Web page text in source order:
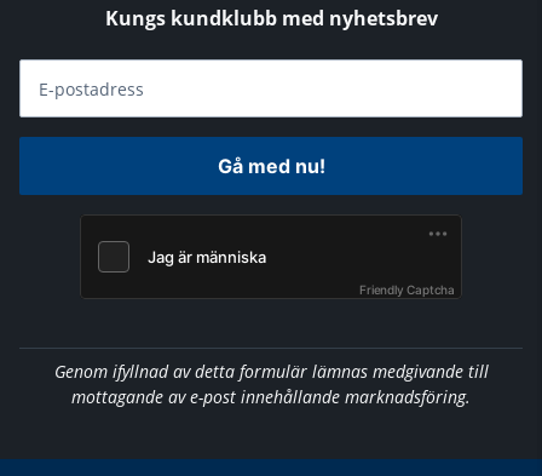
Kungs kundklubb med nyhetsbrev
E-postadress
Gå med nu!
Friendly Captcha
Genom ifyllnad av detta formulär lämnas medgivande till
mottagande av e-post innehållande marknadsföring.